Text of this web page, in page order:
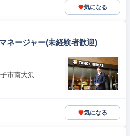
気になる
ネージャー(未経験者歓迎)
市南大沢
気になる